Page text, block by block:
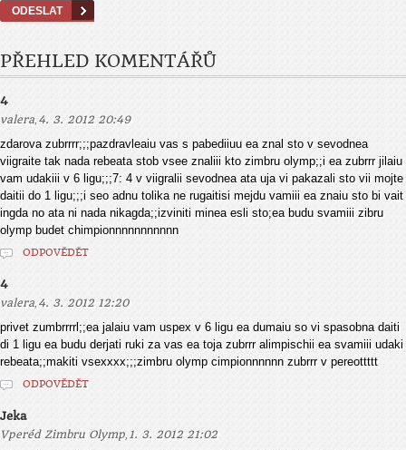
PŘEHLED KOMENTÁŘŮ
4
valera, 4. 3. 2012 20:49
zdarova zubrrrr;;;pazdravleaiu vas s pabediiuu ea znal sto v sevodnea
viigraite tak nada rebeata stob vsee znaliii kto zimbru olymp;;i ea zubrrr jilaiu
vam udakiii v 6 ligu;;;7: 4 v viigralii sevodnea ata uja vi pakazali sto vii mojte
daitii do 1 ligu;;;i seo adnu tolika ne rugaitisi mejdu vamiii ea znaiu sto bi vait
ingda no ata ni nada nikagda;;izviniti minea esli sto;ea budu svamiii zibru
olymp budet chimpionnnnnnnnnnn
ODPOVĚDĚT
4
valera, 4. 3. 2012 12:20
privet zumbrrrrl;;ea jalaiu vam uspex v 6 ligu ea dumaiu so vi spasobna daiti
di 1 ligu ea budu derjati ruki za vas ea toja zubrrr alimpischii ea svamiii udaki
rebeata;;makiti vsexxxx;;;zimbru olymp cimpionnnnnn zubrrr v pereottttt
ODPOVĚDĚT
Jeka
Vperéd Zimbru Olymp, 1. 3. 2012 21:02